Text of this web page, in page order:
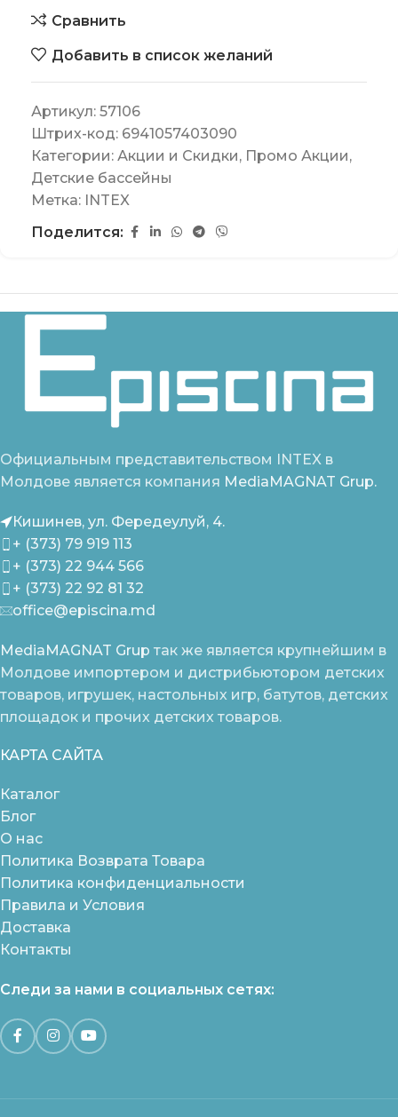
Сравнить
Добавить в список желаний
Артикул: 57106
Штрих-код: 6941057403090
Категории: Акции и Скидки, Промо Акции,
Детские бассейны
Метка:
INTEX
Поделится:
Официальным представительством INTEX в
Молдове является компания MediaMAGNAT Grup.
Кишинев, ул. Фередеулуй, 4.
+ (373) 79 919 113
+ (373) 22 944 566
+ (373) 22 92 81 32
office@episcina.md
MediaMAGNAT Grup так же является крупнейшим в
Молдове импортером и дистрибьютором детских
товаров, игрушек, настольных игр, батутов, детских
площадок и прочих детских товаров.
КАРТА САЙТА
Каталог
Блог
О нас
Политика Возврата Товара
Политика конфиденциальности
Правила и Условия
Доставка
Контакты
Следи за нами в социальных сетях: